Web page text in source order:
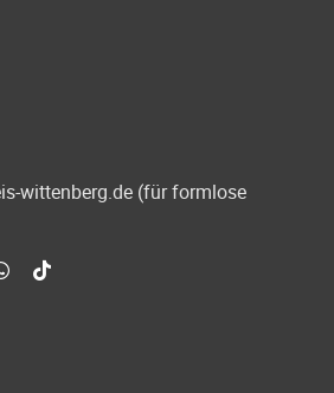
wittenberg.de (für formlose